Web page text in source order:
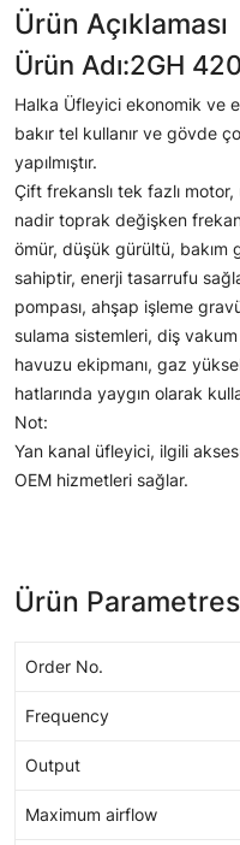
Ürün Açıklaması
Ürün Adı:2GH
Halka Üfleyici ekonomik ve
bakır tel kullanır ve gövde
yapılmıştır.
Çift frekanslı tek fazlı
nadir toprak değişken
ömür, düşük gürültü,
sahiptir, enerji tasarrufu
pompası, ahşap işleme
sulama sistemleri, diş
havuzu ekipmanı, gaz
hatlarında yaygın olarak
Not:
Yan kanal üfleyici, ilgili
OEM hizmetleri sağlar.
Ürün
Order No.
Frequency
Output
Maximum airflow